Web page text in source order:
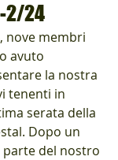
2/24
nove membri
avuto
la nostra
tenenti in
serata della
Dopo un
del nostro